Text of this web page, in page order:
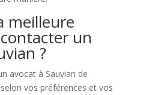
meilleure
un
?
avocat à Sauvian de
vos préférences et vos